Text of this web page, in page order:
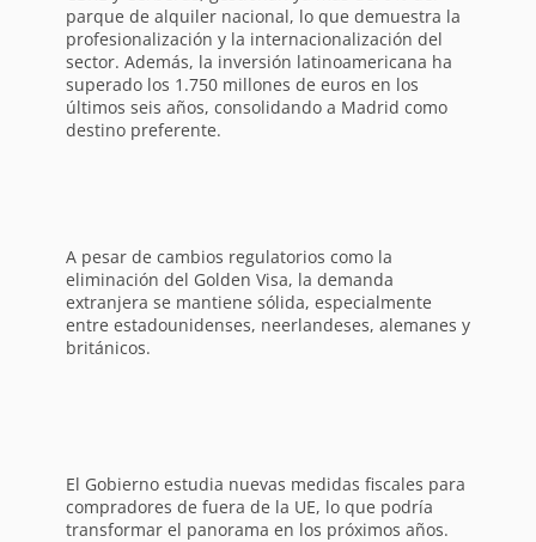
parque de alquiler nacional, lo que demuestra la
profesionalización y la internacionalización del
sector. Además, la inversión latinoamericana ha
superado los 1.750 millones de euros en los
últimos seis años, consolidando a Madrid como
destino preferente.
A pesar de cambios regulatorios como la
eliminación del Golden Visa, la demanda
extranjera se mantiene sólida, especialmente
entre estadounidenses, neerlandeses, alemanes y
británicos.
El Gobierno estudia nuevas medidas fiscales para
compradores de fuera de la UE, lo que podría
transformar el panorama en los próximos años.